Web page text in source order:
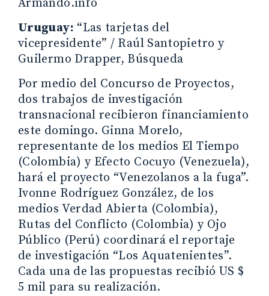
Armando.info
Uruguay: “Las tarjetas del
vicepresidente” / Raúl Santopietro y
Guilermo Drapper, Búsqueda
Por medio del Concurso de Proyectos,
dos trabajos de investigación
transnacional recibieron financiamiento
este domingo. Ginna Morelo,
representante de los medios El Tiempo
(Colombia) y Efecto Cocuyo (Venezuela),
hará el proyecto “Venezolanos a la fuga”.
Ivonne Rodríguez González, de los
medios Verdad Abierta (Colombia),
Rutas del Conflicto (Colombia) y Ojo
Público (Perú) coordinará el reportaje
de investigación “Los Aquatenientes”.
Cada una de las propuestas recibió US $
5 mil para su realización.